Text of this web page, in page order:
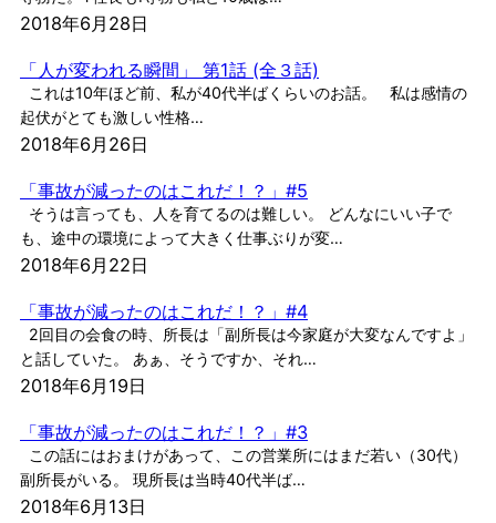
2018年6月28日
「人が変われる瞬間」 第1話 (全３話)
これは10年ほど前、私が40代半ばくらいのお話。 私は感情の
起伏がとても激しい性格…
2018年6月26日
「事故が減ったのはこれだ！？」#5
そうは言っても、人を育てるのは難しい。 どんなにいい子で
も、途中の環境によって大きく仕事ぶりが変…
2018年6月22日
「事故が減ったのはこれだ！？」#4
2回目の会食の時、所長は「副所長は今家庭が大変なんですよ」
と話していた。 あぁ、そうですか、それ…
2018年6月19日
「事故が減ったのはこれだ！？」#3
この話にはおまけがあって、この営業所にはまだ若い（30代）
副所長がいる。 現所長は当時40代半ば…
2018年6月13日